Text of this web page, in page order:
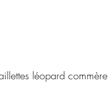
léopard commère